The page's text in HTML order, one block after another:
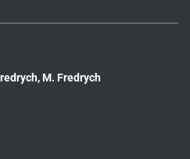
M. Fredrych